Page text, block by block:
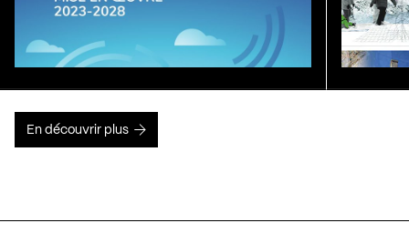
En découvrir plus